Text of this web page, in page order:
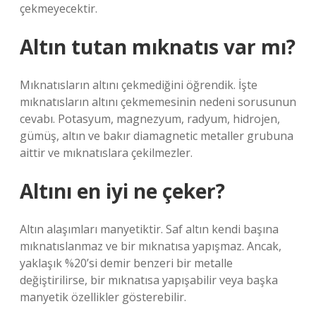
çekmeyecektir.
Altın tutan mıknatıs var mı?
Mıknatısların altını çekmediğini öğrendik. İşte
mıknatısların altını çekmemesinin nedeni sorusunun
cevabı. Potasyum, magnezyum, radyum, hidrojen,
gümüş, altın ve bakır diamagnetic metaller grubuna
aittir ve mıknatıslara çekilmezler.
Altını en iyi ne çeker?
Altın alaşımları manyetiktir. Saf altın kendi başına
mıknatıslanmaz ve bir mıknatısa yapışmaz. Ancak,
yaklaşık %20’si demir benzeri bir metalle
değiştirilirse, bir mıknatısa yapışabilir veya başka
manyetik özellikler gösterebilir.